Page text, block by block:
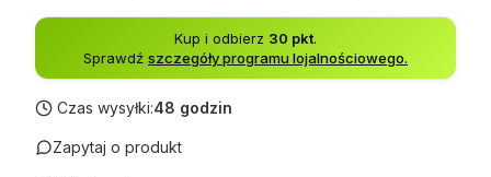
Kup i odbierz 30 pkt.
Sprawdź szczegóły programu lojalnościowego.
Czas wysyłki:48 godzin
Zapytaj o produkt